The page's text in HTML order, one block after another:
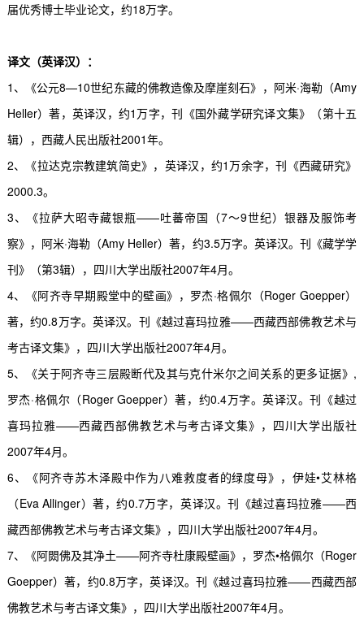
届优秀博士毕业论文，约18万字。
译文（英译汉）：
1 、《公元8—10世纪东藏的佛教造像及摩崖刻石》，阿米·海勒（Amy
Heller）著，英译汉，约1万字，刊《国外藏学研究译文集》（第十五
辑），西藏人民出版社2001年。
2、《拉达克宗教建筑简史》，英译汉，约1万余字，刊《西藏研究》
2000.3。
3、《拉萨大昭寺藏银瓶——吐蕃帝国（7～9世纪）银器及服饰考
察》，阿米·海勒（Amy Heller）著，约3.5万字。英译汉。刊《藏学学
刊》（第3辑），四川大学出版社2007年4月。
4、《阿齐寺早期殿堂中的壁画》，罗杰·格佩尔（Roger Goepper）
著，约0.8万字。英译汉。刊《越过喜玛拉雅——西藏西部佛教艺术与
考古译文集》，四川大学出版社2007年4月。
5、《关于阿齐寺三层殿断代及其与克什米尔之间关系的更多证据》 ,
罗杰·格佩尔（Roger Goepper）著，约0.4万字。英译汉。刊《越过
喜玛拉雅——西藏西部佛教艺术与考古译文集》，四川大学出版社
2007年4月。
6、《阿齐寺苏木泽殿中作为八难救度者的绿度母》，伊娃•艾林格
（Eva Allinger）著，约0.7万字，英译汉。刊《越过喜玛拉雅——西
藏西部佛教艺术与考古译文集》，四川大学出版社2007年4月。
7、《阿閦佛及其净土——阿齐寺杜康殿壁画》，罗杰•格佩尔（Roger
Goepper）著，约0.8万字，英译汉。刊《越过喜玛拉雅——西藏西部
佛教艺术与考古译文集》，四川大学出版社2007年4月。